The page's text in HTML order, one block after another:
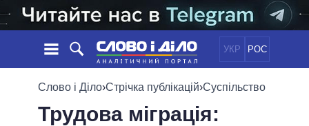
УКР РОС
НОВИНИ
СТРІЧКА
ПОЛІТИКА
ОБIЦЯНКИ
Слово і Діло›Стрічка публікацій›Суспільство
Трудова міграція: